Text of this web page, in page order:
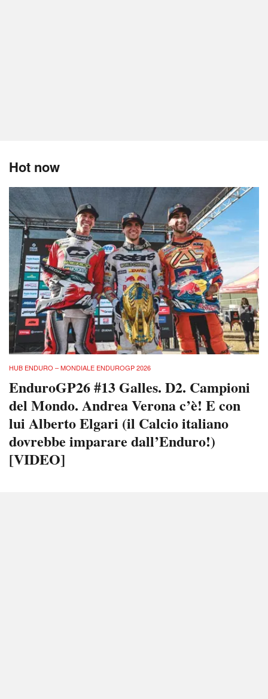
Hot now
HUB ENDURO – MONDIALE ENDUROGP 2026
EnduroGP26 #13 Galles. D2. Campioni
del Mondo. Andrea Verona c’è! E con
lui Alberto Elgari (il Calcio italiano
dovrebbe imparare dall’Enduro!)
[VIDEO]